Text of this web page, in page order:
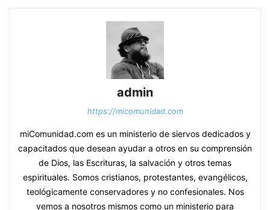
admin
https://micomunidad.com
miComunidad.com es un ministerio de siervos dedicados y
capacitados que desean ayudar a otros en su comprensión
de Dios, las Escrituras, la salvación y otros temas
espirituales. Somos cristianos, protestantes, evangélicos,
teológicamente conservadores y no confesionales. Nos
vemos a nosotros mismos como un ministerio para